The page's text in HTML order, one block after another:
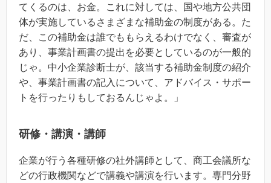
てくるのは、お金。これに対しては、国や地方公共団
体が実施しているさまざまな補助金の制度がある。た
だ、この補助金は誰でももらえるわけでなく、審査が
あり、事業計画書の提出を必要としているのが一般的
じゃ。中小企業診断士が、該当する補助金制度の紹介
や、事業計画書の記入について、アドバイス・サポー
トを行ったりもしておるんじゃよ。」
研修・講演・講師
企業が行う各種研修の社外講師として、商工会議所な
どの行政機関などで講義や講演を行います。専門分野